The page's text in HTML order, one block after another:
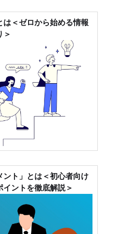
は＜ゼロから始める情報
＞
ント」とは＜初心者向け
ントを徹底解説＞